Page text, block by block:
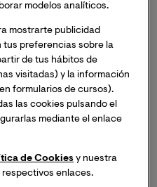
modelos analíticos.
mostrarte publicidad
tus preferencias sobre la
de tus hábitos de
visitadas) y la información
formularios de cursos).
las cookies pulsando el
mediante el enlace
de Cookies y nuestra
respectivos enlaces.